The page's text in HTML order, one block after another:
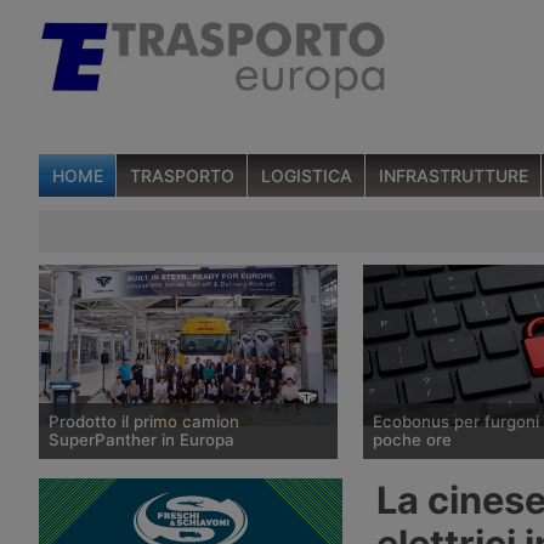
HOME TRASPORTO LOGISTICA INFRASTRUTTURE
Prodotto il primo camion
SuperPanther in Europa
Il 27 luglio 2026 è uscito dalla
fabbrica austriaca della Steyr il primo
esemplare del camion elettrico cinese
Ecobonus per furgoni
poche ore
Trasporti per
La